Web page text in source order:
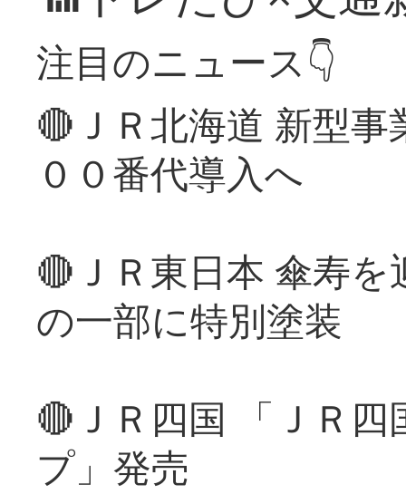
注目のニュース👇
🔴ＪＲ北海道 新型
００番代導入へ
🔴ＪＲ東日本 傘寿
の一部に特別塗装
🔴ＪＲ四国 「ＪＲ
プ」発売